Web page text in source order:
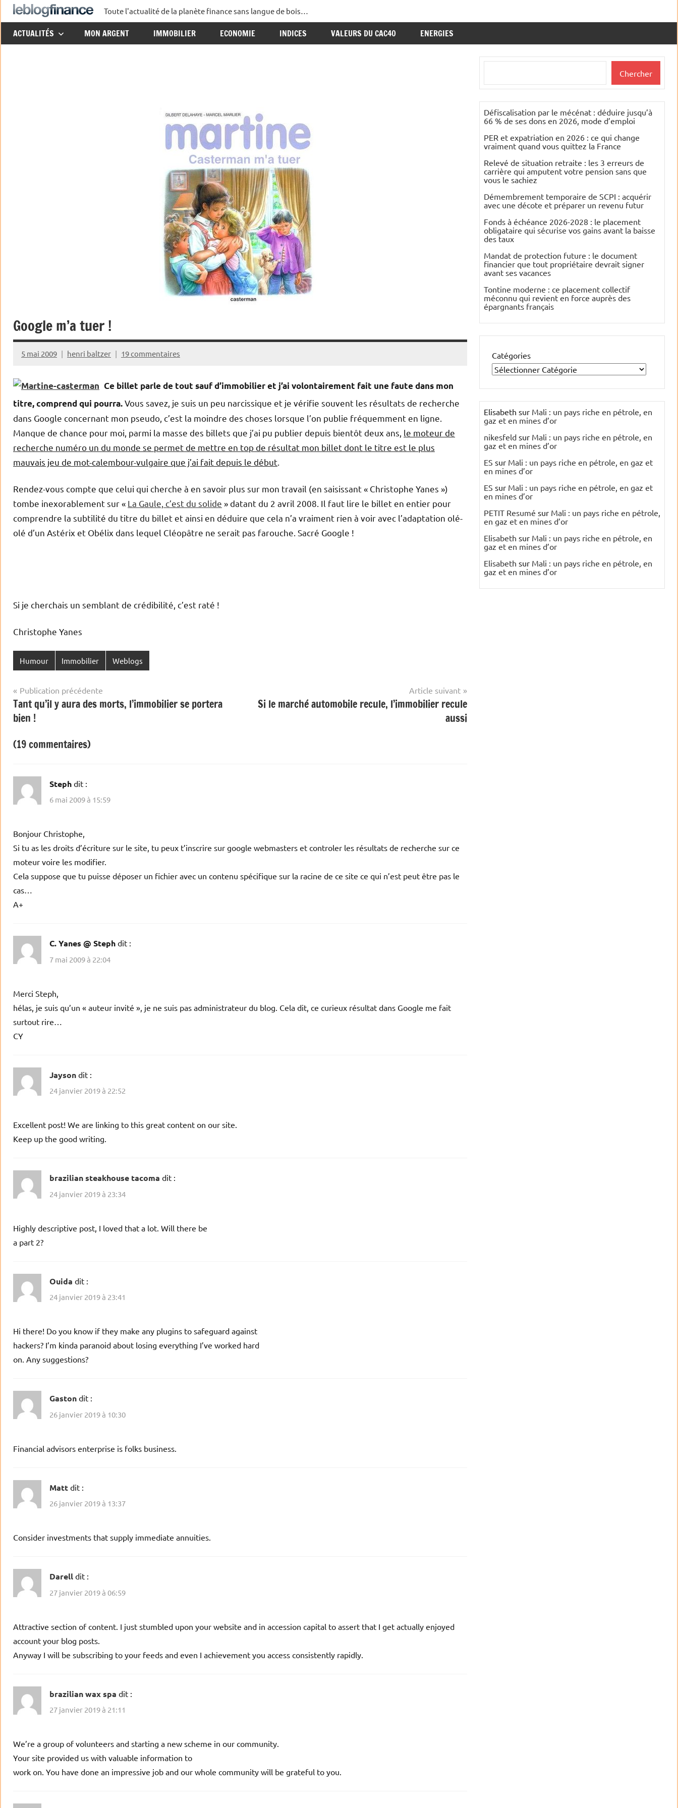
Aller
au
contenu
Le
Blog
Toute l'actualité de la planète finance sans langue de bois…
ACTUALITÉS MON ARGENT IMMOBILIER ECONOMIE INDICES VALEURS DU CAC40 ENERGIES
Google m’a tuer !
5 mai 2009 henri baltzer 19 commentaires
Ce billet parle de tout sauf d’immobilier et j’ai volontairement fait une faute dans mon
titre, comprend qui pourra.Vous savez, je suis un peu narcissique et je vérifie souvent les résultats de recherche
dans Google concernant mon pseudo, c’est la moindre des choses lorsque l’on publie fréquemment en ligne.
Manque de chance pour moi, parmi la masse des billets que j’ai pu publier depuis bientôt deux ans, le moteur de
recherche numéro un du monde se permet de mettre en top de résultat mon billet dont le titre est le plus
mauvais jeu de mot-calembour-vulgaire que j’ai fait depuis le début
Rendez-vous compte que celui qui cherche à en savoir plus sur mon travail (en saisissant « Christophe Yanes »)
tombe inexorablement sur « La Gaule, c’est du solide » datant du 2 avril 2008. Il faut lire le billet en entier pour
comprendre la subtilité du titre du billet et ainsi en déduire que cela n’a vraiment rien à voir avec l’adaptation olé-
olé d’un Astérix et Obélix dans lequel Cléopâtre ne serait pas farouche. Sacré Google !
Si je cherchais un semblant de crédibilité, c’est raté !
Christophe Yanes
Humour Immobilier Weblogs
Navigation
de
l’article
Publication précédente
Tant qu’il y aura des morts, l’immobilier se portera
bien !
Article suivant
Si le marché automobile recule, l’immobilier recule
aussi
(19 commentaires)
Steph dit :
6 mai 2009 à 15:59
Bonjour Christophe,
Si tu as les droits d’écriture sur le site, tu peux t’inscrire sur google webmasters et controler les résultats de recherche sur ce
moteur voire les modifier.
Cela suppose que tu puisse déposer un fichier avec un contenu spécifique sur la racine de ce site ce qui n’est peut être pas le
cas…
A+
C. Yanes @ Steph dit :
7 mai 2009 à 22:04
Merci Steph,
hélas, je suis qu’un « auteur invité », je ne suis pas administrateur du blog. Cela dit, ce curieux résultat dans Google me fait
surtout rire…
CY
Jayson dit :
24 janvier 2019 à 22:52
Excellent post! We are linking to this great content on our site.
Keep up the good writing.
brazilian steakhouse tacoma dit :
24 janvier 2019 à 23:34
Highly descriptive post, I loved that a lot. Will there be
a part 2?
Ouida dit :
24 janvier 2019 à 23:41
Hi there! Do you know if they make any plugins to safeguard against
hackers? I’m kinda paranoid about losing everything I’ve worked hard
on. Any suggestions?
Gaston dit :
26 janvier 2019 à 10:30
Financial advisors enterprise is folks business.
Matt dit :
26 janvier 2019 à 13:37
Consider investments that supply immediate annuities.
Darell dit :
27 janvier 2019 à 06:59
Attractive section of content. I just stumbled upon your website and in accession capital to assert that I get actually enjoyed
account your blog posts.
Anyway I will be subscribing to your feeds and even I achievement you access consistently rapidly.
brazilian wax spa dit :
27 janvier 2019 à 21:11
We’re a group of volunteers and starting a new scheme in our community.
Your site provided us with valuable information to
work on. You have done an impressive job and our whole community will be grateful to you.
Chercher
Défiscalisation par le mécénat : déduire jusqu’à
66 % de ses dons en 2026, mode d’emploi
PER et expatriation en 2026 : ce qui change
vraiment quand vous quittez la France
Relevé de situation retraite : les 3 erreurs de
carrière qui amputent votre pension sans que
vous le sachiez
Démembrement temporaire de SCPI : acquérir
avec une décote et préparer un revenu futur
Fonds à échéance 2026-2028 : le placement
obligataire qui sécurise vos gains avant la baisse
des taux
Mandat de protection future : le document
financier que tout propriétaire devrait signer
avant ses vacances
Tontine moderne : ce placement collectif
méconnu qui revient en force auprès des
épargnants français
Catégories
Elisabeth sur Mali : un pays riche en pétrole, en
gaz et en mines d’or
nikesfeld sur Mali : un pays riche en pétrole, en
gaz et en mines d’or
ES sur Mali : un pays riche en pétrole, en gaz et
en mines d’or
ES sur Mali : un pays riche en pétrole, en gaz et
en mines d’or
PETIT Resumé sur Mali : un pays riche en pétrole,
en gaz et en mines d’or
Elisabeth sur Mali : un pays riche en pétrole, en
gaz et en mines d’or
Elisabeth sur Mali : un pays riche en pétrole, en
gaz et en mines d’or